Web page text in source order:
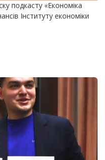
подкасту «Економіка
Інституту економіки